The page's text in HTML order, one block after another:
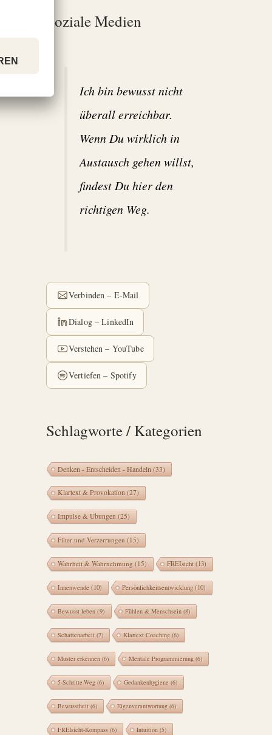
Soziale Medien
Ich bin bewusst nicht
überall erreichbar.
Wenn Du wirklich in
Austausch gehen willst,
findest Du hier den
richtigen Weg.
Verbinden – E-Mail
Dialog – LinkedIn
Verstehen – YouTube
Vertiefen – Spotify
Schlagworte / Kategorien
Denken - Entscheiden - Handeln(33)
Klartext & Provokation (27)
Impulse & Übungen (25)
Filter und Verzerrungen (15)
Wahrheit & Wahrnehmung (15) FREIsicht (13)
Innenwende (10) Persönlichkeitsentwicklung (10)
Bewusst leben (9) Fühlen & Menschsein (8)
Schattenarbeit (7) Klartext Coaching (6)
Muster erkennen (6) Mentale Programmierung (6)
5-Schritte-Weg (6) Gedankenhygiene (6)
Bewusstheit (6) Eigenverantwortung (6)
FREIsicht-Kompass (6) Intuition (5)